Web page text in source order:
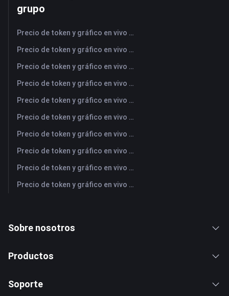
grupo
Precio de token y gráfico en vivo más reciente de NFLX (Netflix)
Precio de token y gráfico en vivo más reciente de UBER (Uber)
Precio de token y gráfico en vivo más reciente de AMD (Advanced Micro Devices)
Precio de token y gráfico en vivo más reciente de SAMSUNG (Samsung Electronics Co., Ltd)
Precio de token y gráfico en vivo más reciente de OPENAI (OpenAI Group PBC)
Precio de token y gráfico en vivo más reciente de COPPER (Copper)
Precio de token y gráfico en vivo más reciente de ULTIMA (Ultima)
Precio de token y gráfico en vivo más reciente de MU (Micron Technology)
Precio de token y gráfico en vivo más reciente de PEAK (PEAK)
Precio de token y gráfico en vivo más reciente de JPM (JPMorgan Chase)
Sobre nosotros
Productos
Soporte